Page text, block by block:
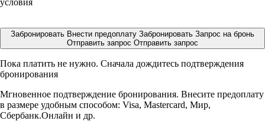
условия
Забронировать Внести предоплату Забронировать Запрос на бронь
Отправить запрос Отправить запрос
Пока платить не нужно. Сначала дождитесь подтверждения
бронирования
Мгновенное подтверждение бронирования. Внесите предоплату
в размере удобным способом: Visa, Mastercard, Мир,
Сбербанк.Онлайн и др.